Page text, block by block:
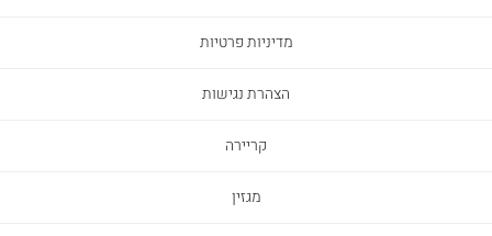
מדיניות פרטיות
הצהרת נגישות
קריירה
מגזין